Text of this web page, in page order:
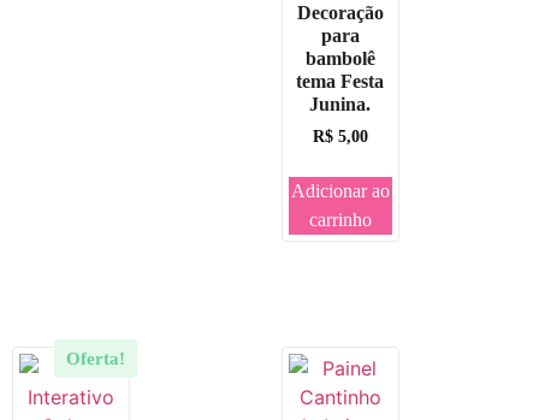
Decoração
para
bambolê
tema Festa
Junina.
R$5,00
Adicionar ao
carrinho
Oferta!